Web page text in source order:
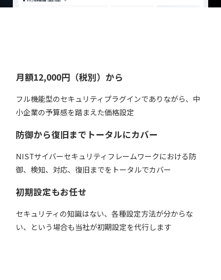
月額12,000円（税別）から
フル機能型のセキュリティプラグインでありながら、中
小企業の予算感を踏まえた価格設定
防御から復旧までトータルにカバー
NISTサイバーセキュリティフレームワークにおける防
御、検知、対応、復旧までをトータルでカバー
初期設定もお任せ
セキュリティの知識はない、各種設定方法が分からな
い、という場合も当社が初期設定を代行します